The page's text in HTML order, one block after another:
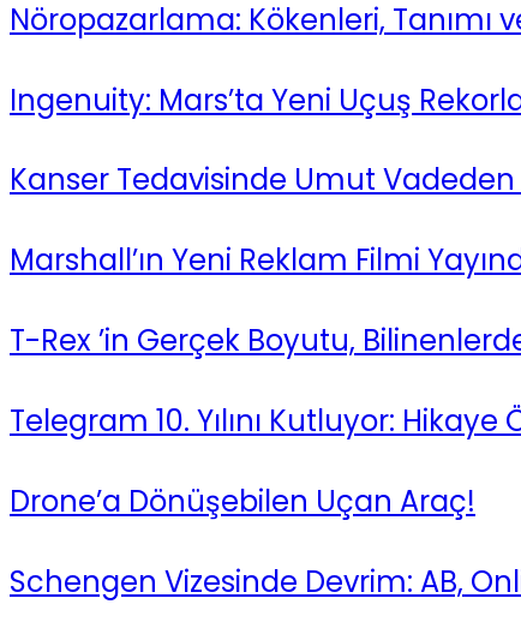
Nöropazarlama: Kökenleri, Tanımı
Ingenuity: Mars’ta Yeni Uçuş
Kanser Tedavisinde Umut
Marshall’ın Yeni Reklam Filmi
T-Rex ’in Gerçek Boyutu,
Telegram 10. Yılını Kutluyor: Hikaye
Drone’a Dönüşebilen Uçan Araç!
Schengen Vizesinde Devrim: AB,